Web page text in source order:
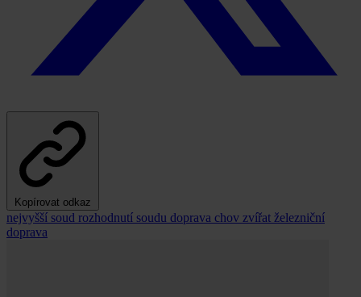
Kopírovat odkaz
nejvyšší soud rozhodnutí soudu doprava chov zvířat železniční
doprava